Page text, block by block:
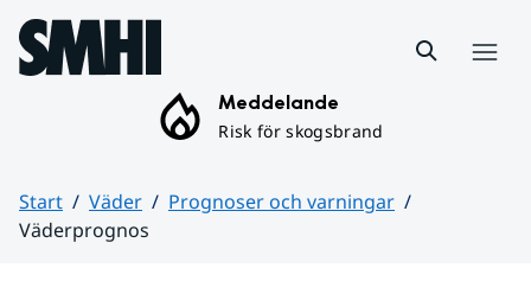
Hoppa till sidans innehåll
Meddelande
Risk för skogsbrand
Start Väder
Prognoser och varningar
Väderprognos